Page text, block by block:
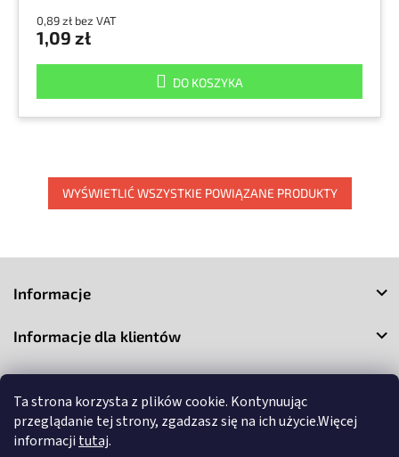
Ta strona korzysta z plików cookie. Kontynuując
przeglądanie tej strony, zgadzasz się na ich użycie.Więcej
informacji tutaj.
0,89 zł bez VAT
1,09 zł
DO KOSZYKA
WYŚWIETLIĆ WSZYSTKIE POWIĄZANE PRODUKTY
Informacje
Informacje dla klientów
Kontakt